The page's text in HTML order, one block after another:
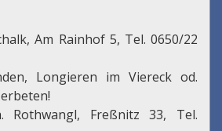
Am Rainhof 5, Tel. 0650/22
Longieren im Viereck od.
Rothwangl, Freßnitz 33, Tel.